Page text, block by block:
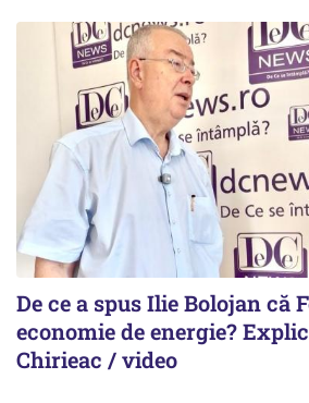
De ce a spus Ilie Bolojan că
economie de energie?
Chirieac / video